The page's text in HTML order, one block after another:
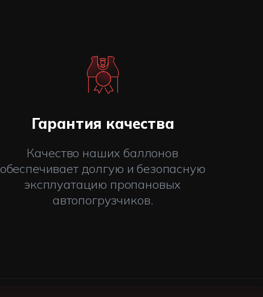
Гарантия качества
Качество наших баллонов
обеспечивает долгую и безопасную
эксплуатацию пропановых
автопогрузчиков.